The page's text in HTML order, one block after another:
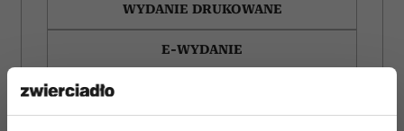
WYDANIE DRUKOWANE
E-WYDANIE